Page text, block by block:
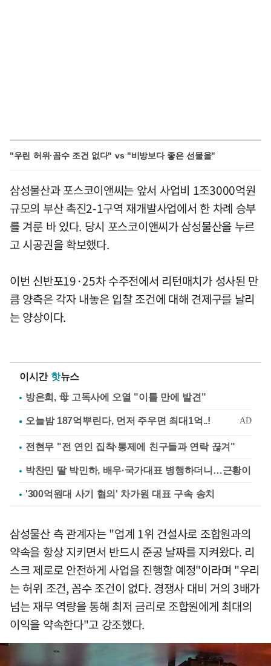
"우린 허위·꼼수 조건 없다" vs "비방보다 좋은 선물을"
삼성물산과 포스코이앤씨는 앞서 사업비 1조3000억원
규모의 부산 촉진2-1구역 재개발사업에서 한 차례 승부
를 겨룬 바 있다. 당시 포스코이앤씨가 삼성물산을 누르
고 시공권을 확보했다.
이번 신반포19·25차 수주전에서 리턴매치가 성사된 만
큼 양측은 각자 내놓은 입찰 조건에 대해 견제구를 날리
는 양상이다.
이시간 핫뉴스
방은희, 母 고독사에 오열 "이틀 만에 발견"
전현무 "전 연인 집착·통제에 친구들과 연락 끊겨"
박찬민 딸 박민하, 배우·국가대표 병행하더니…근황이
'300억원대 사기 혐의' 차가원 대표 구속 송치
삼성물산 측 관계자는 "업계 1위 건설사로 조합원과의
약속을 항상 지키면서 반드시 준공 날짜를 지켜왔다. 리
스크 제로로 안전하게 사업을 진행할 예정"이라며 "우리
는 허위 조건, 꼼수 조건이 없다. 경쟁사 대비 거의 3배가
넘는 재무 역량을 통해 최저 금리로 조합원에게 최대의
이익을 약속한다"고 강조했다.